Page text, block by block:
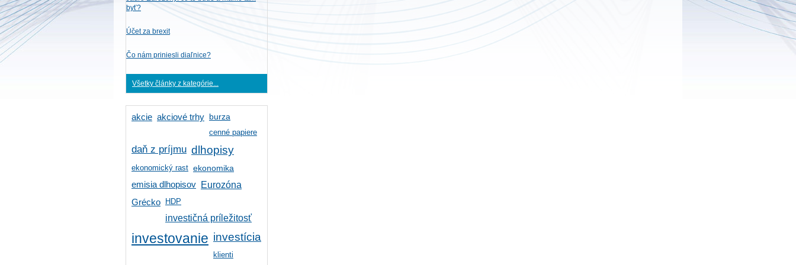
byť?
Účet za brexit
Čo nám priniesli diaľnice?
Všetky články z kategórie...
akcie akciové trhy burza
cenné papiere
daň z príjmu dlhopisy
ekonomický rast ekonomika
emisia dlhopisov
Eurozóna
Grécko HDP
investičná príležitosť
investovanie investícia
klienti